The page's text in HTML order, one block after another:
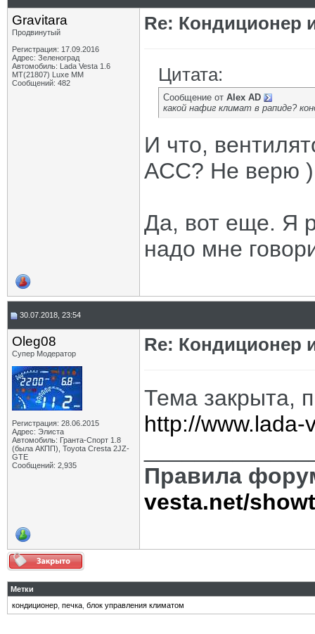
Gravitara
Продвинутый
Регистрация: 17.09.2016
Адрес: Зеленоград
Автомобиль: Lada Vesta 1.6
MT(21807) Luxe MM
Сообщений: 482
Re: Кондиционер
Цитата:
Сообщение от Alex AD
какой нафиг климат в рапиде?
И что,
ACC? Не верю )
Да, вот еще. Я
надо мне
30.07.2018, 23:54
Oleg08
Супер Модератор
Регистрация: 28.06.2015
Адрес: Элиста
Автомобиль: Гранта-Спорт 1.8
(была АКПП), Toyota Cresta 2JZ-
GTE
Сообщений: 2,935
Re: Кондиционер
Тема закрыта,
http://
Правила
vesta.net/
Метки
кондиционер печка блок управления климатом